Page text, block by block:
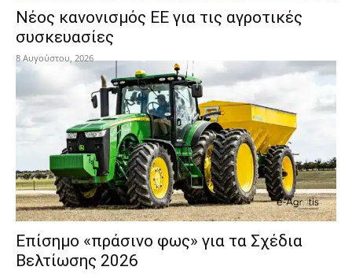
Νέος κανονισμός ΕΕ για τις αγροτικές
συσκευασίες
8 Αυγούστου, 2026
Επίσημο «πράσινο φως» για τα Σχέδια
Βελτίωσης 2026